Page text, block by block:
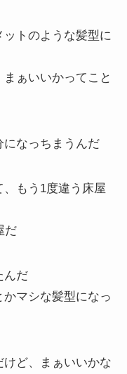
トのような髪型に
ぁいいかってこと
になっちまうんだ
もう1度違う床屋
だ
んだ
マシな髪型になっ
ど、まぁいいかな